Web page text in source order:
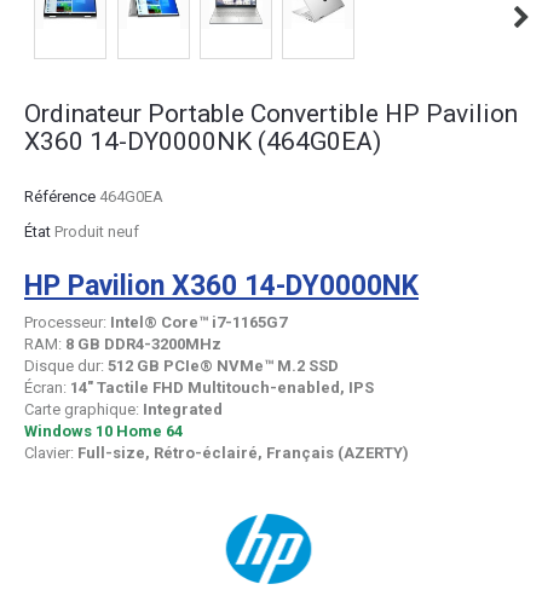
Ordinateur Portable Convertible HP Pavilion
X360 14-DY0000NK (464G0EA)
Référence 464G0EA
État Produit neuf
HP Pavilion X360 14-DY0000NK
Processeur: Intel® Core™ i7-1165G7
RAM: 8 GB DDR4-3200MHz
Disque dur: 512 GB PCIe® NVMe™ M.2 SSD
Écran: 14" Tactile FHD Multitouch-enabled, IPS
Carte graphique: Integrated
Windows 10 Home 64
Clavier: Full-size, Rétro-éclairé, Français (AZERTY)